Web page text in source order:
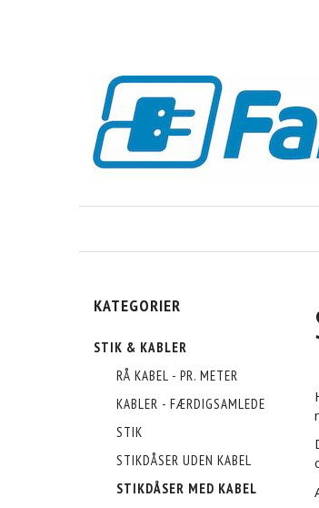
KATEGORIER
STIK & KABLER
RÅ KABEL - PR. METER
KABLER - FÆRDIGSAMLEDE
STIK
STIKDÅSER UDEN KABEL
STIKDÅSER MED KABEL